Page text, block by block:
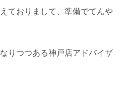
ておりまして、準備でてんや
りつつある神戸店アドバイザ